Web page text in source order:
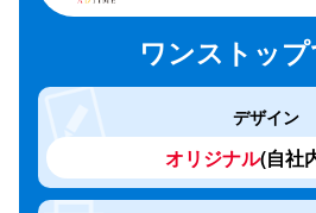
デザイン
オリジナル(自社